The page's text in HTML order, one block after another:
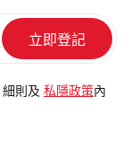
細則及 私隱政策 內